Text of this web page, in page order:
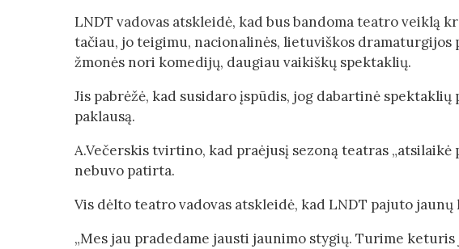
LNDT vadovas atskleidė, kad bus bandoma teatro veiklą
tačiau, jo teigimu, nacionalinės, lietuviškos dramaturgijos
žmonės nori komedijų, daugiau vaikiškų spektaklių.
Jis pabrėžė, kad susidaro įspūdis, jog dabartinė
paklausą.
A.Večerskis tvirtino, kad praėjusį sezoną teatras
nebuvo patirta.
Vis dėlto teatro vadovas atskleidė, kad LNDT pajuto
„Mes jau pradedame jausti jaunimo stygių. Turime